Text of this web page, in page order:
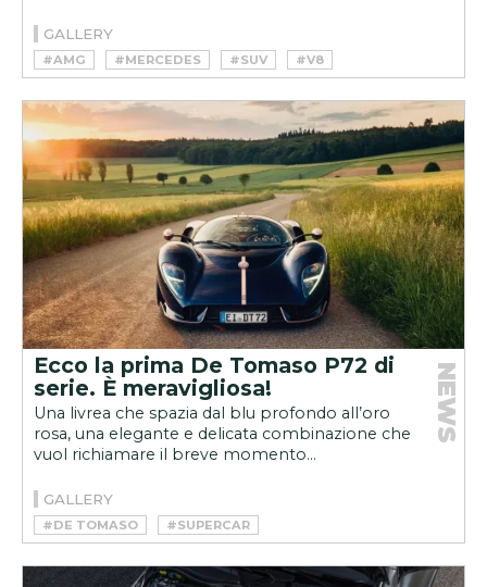
GALLERY
#AMG #MERCEDES #SUV #V8
Ecco la prima De Tomaso P72 di
serie. È meravigliosa!
Una livrea che spazia dal blu profondo all’oro
rosa, una elegante e delicata combinazione che
vuol richiamare il breve momento...
NEWS
GALLERY
#DE TOMASO #SUPERCAR